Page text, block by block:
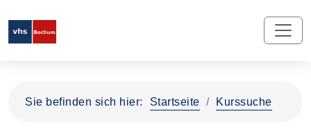
Sie befinden sich hier: Startseite Kurssuche